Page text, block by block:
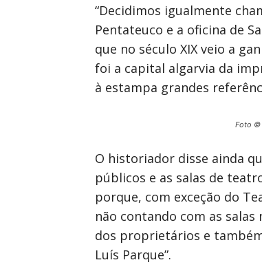
“Decidimos igualmente
Pentateuco e a oficina de
que no século XIX veio a
foi a capital algarvia da
à estampa grandes
Foto ©
O historiador disse ainda
públicos e as salas de
porque, com exceção do
não contando com as
dos proprietários e
Luís Parque”.